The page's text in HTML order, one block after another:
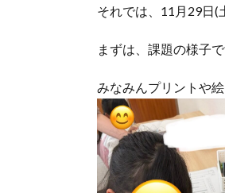
それでは、11月29日(
まずは、課題の様子
みなみんプリントや